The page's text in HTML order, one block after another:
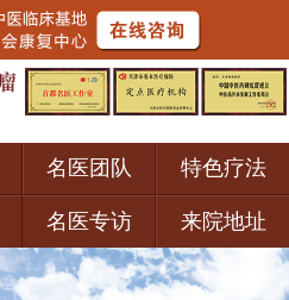
名医团队 特色疗法
名医专访 来院地址